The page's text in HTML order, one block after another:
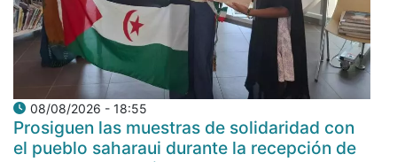
08/08/2026 - 18:55
Prosiguen las muestras de solidaridad con
el pueblo saharaui durante la recepción de